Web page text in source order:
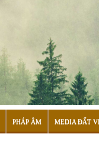
PHÁP ÂM MEDIA ĐẤT